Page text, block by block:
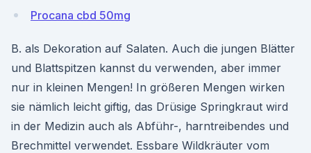
Procana cbd 50mg
B. als Dekoration auf Salaten. Auch die jungen Blätter
und Blattspitzen kannst du verwenden, aber immer
nur in kleinen Mengen! In größeren Mengen wirken
sie nämlich leicht giftig, das Drüsige Springkraut wird
in der Medizin auch als Abführ-, harntreibendes und
Brechmittel verwendet. Essbare Wildkräuter vom